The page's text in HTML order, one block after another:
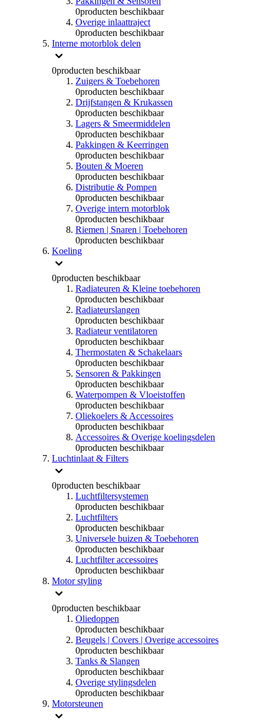
0producten beschikbaar
Overige inlaattraject
0producten beschikbaar
Interne motorblok delen
0producten beschikbaar
Zuigers & Toebehoren
0producten beschikbaar
Drijfstangen & Krukassen
0producten beschikbaar
Lagers & Smeermiddelen
0producten beschikbaar
Pakkingen & Keerringen
0producten beschikbaar
Bouten & Moeren
0producten beschikbaar
Distributie & Pompen
0producten beschikbaar
Overige intern motorblok
0producten beschikbaar
Riemen | Snaren | Toebehoren
0producten beschikbaar
Koeling
0producten beschikbaar
Radiateuren & Kleine toebehoren
0producten beschikbaar
Radiateurslangen
0producten beschikbaar
Radiateur ventilatoren
0producten beschikbaar
Thermostaten & Schakelaars
0producten beschikbaar
Sensoren & Pakkingen
0producten beschikbaar
Waterpompen & Vloeistoffen
0producten beschikbaar
Oliekoelers & Accessoires
0producten beschikbaar
Accessoires & Overige koelingsdelen
0producten beschikbaar
Luchtinlaat & Filters
0producten beschikbaar
Luchtfiltersystemen
0producten beschikbaar
Luchtfilters
0producten beschikbaar
Universele buizen & Toebehoren
0producten beschikbaar
Luchtfilter accessoires
0producten beschikbaar
Motor styling
0producten beschikbaar
Oliedoppen
0producten beschikbaar
Beugels | Covers | Overige accessoires
0producten beschikbaar
Tanks & Slangen
0producten beschikbaar
Overige stylingsdelen
0producten beschikbaar
Motorsteunen